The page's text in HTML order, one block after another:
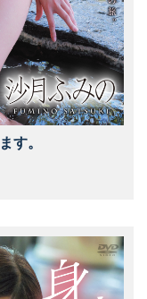
す。